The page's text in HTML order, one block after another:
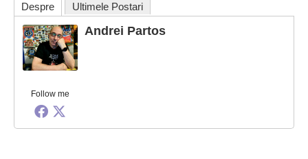
Despre Ultimele Postari
Follow me
Andrei Partos